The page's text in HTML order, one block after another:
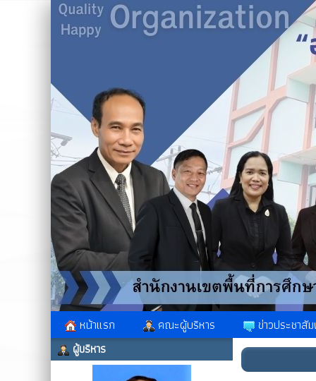
หน้าแรก คณะผู้บริหาร ข่าวประชาสั
ผู้บริหาร